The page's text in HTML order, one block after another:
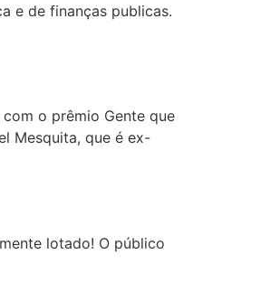
e de finanças publicas.
o prêmio Gente que
Mesquita, que é ex-
lotado! O público